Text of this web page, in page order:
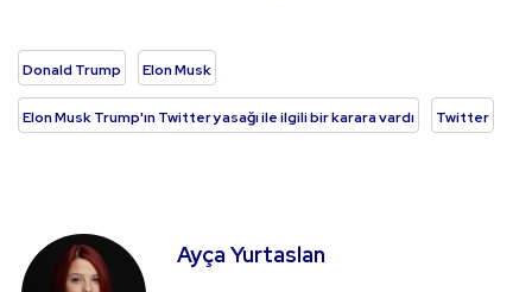
Donald Trump Elon Musk
Elon Musk Trump'ın Twitter yasağı ile ilgili bir karara vardı Twitter
Ayça Yurtaslan